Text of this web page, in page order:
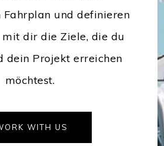
und definieren
dir die Ziele, die du
dein Projekt erreichen
möchtest.
WITH US